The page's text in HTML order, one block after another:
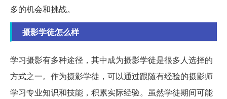
多的机会和挑战。
摄影学徒怎么样
学习摄影有多种途径，其中成为摄影学徒是很多人选择的
方式之一。作为摄影学徒，可以通过跟随有经验的摄影师
学习专业知识和技能，积累实际经验。虽然学徒期间可能